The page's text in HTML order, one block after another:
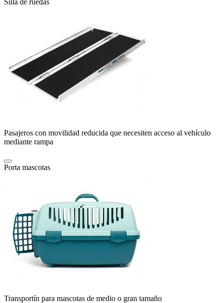
Pasajeros con movilidad reducida que necesiten acceso al vehículo
mediante rampa
Porta mascotas
Transportín para mascotas de medio o gran tamaño